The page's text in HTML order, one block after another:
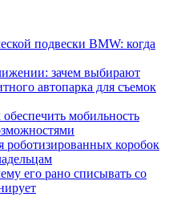
подвески BMW: когда
зачем выбирают
автопарка для съемок
мобильность
коробок
его рано списывать со